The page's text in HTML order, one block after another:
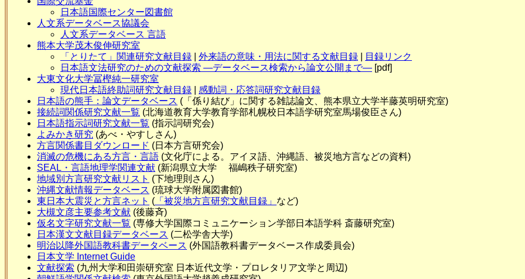
日本語国際センター図書館
人文系データベース協議会
人文系データベース 言語
熊本大学茂木俊伸研究室
「とりたて」関連研究文献目録
外来語の意味・用法に関する文献目録
目録リンク
日本語文法研究のための文献探索 ―データベース検索から論文公開まで― [pdf]
大東文化大学冨樫純一研究室
現代日本語終助詞研究文献目録
感動詞・応答詞研究文献目録
日本語の熊手：論文データベース (「係り結び」に関する雑誌論文、熊本県立大学半藤英明研究室)
接続詞関係研究文献一覧 (北海道教育大学教育学部札幌校日本語学研究室馬場俊臣さん)
日本語指示詞研究文献一覧 (指示詞研究会)
よみかき研究 (あべ・やすしさん)
方言関係書目ダウンロード (日本方言研究会)
消滅の危機にある方言・言語 (文化庁による。アイヌ語、沖縄語、被災地方言などの資料)
SEAL・言語地理学関連文献 (新潟県立大学 福嶋秩子研究室)
地域別方言研究文献リスト (下地理則さん)
沖縄文献情報データベース (琉球大学附属図書館)
東日本大震災と方言ネット ( 「被災地方言研究文献目録」 など)
大槻文彦主要参考文献 (後藤斉)
仮名文字研究文献一覧 (専修大学国際コミュニケーション学部日本語学科 斎藤研究室)
日本漢文文献目録データベース (二松学舎大学)
明治以降外国語教科書データベース (外国語教科書データベース作成委員会)
日本文学 Internet Guide
文献探索 (九州大学和田崇研究室 日本近代文学・プロレタリア文学と周辺)